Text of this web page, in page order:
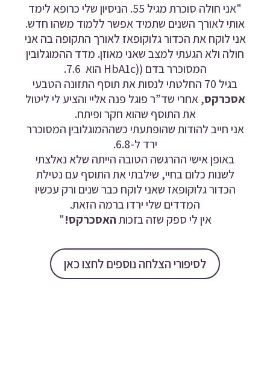
"אני חולה סוכרת מגיל 55. הניסיון שלי כרופא לימד
אותי לאורך השנים שתמיד אפשר ללמוד משהו חדש.
אני לוקח את הכדור גלוקופאז לאורך התקופה בה אני
חולה ולא הגעתי למצב שאני מאוזן. מדד ההמוגלובין
המסוכרר בדם ((HbA1c
הוא 7.6.
בגיל 70 החלטתי לנסות את תוסף התזונה הטבעי
אסכרקס, אחרי שד”ר פוגל פנה אליי והציע לי ליטול
את התוסף שהוא חקר ופיתח.
אני חייב להודות שהופתעתי כשההמוגלובין המסוכרר
ירד ל-6.8.
באופן אישי ההרגשה הטובה הייתה שלא נאלצתי
לשנות כלום בחיי, שילבתי את התוסף עם נטילת
הכדור גלוקופאז שאני לוקח כבר שנים ורק עכשיו
המדדים שלי ירדו ברמה הזאת.
אין לי ספק שזה בזכותהאסכרקס!"
לסיפורי הצלחה נוספים לחצו כאן